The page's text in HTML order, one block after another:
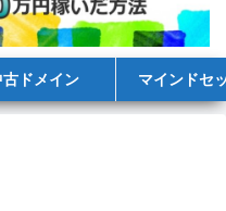
古ドメイン マインドセ